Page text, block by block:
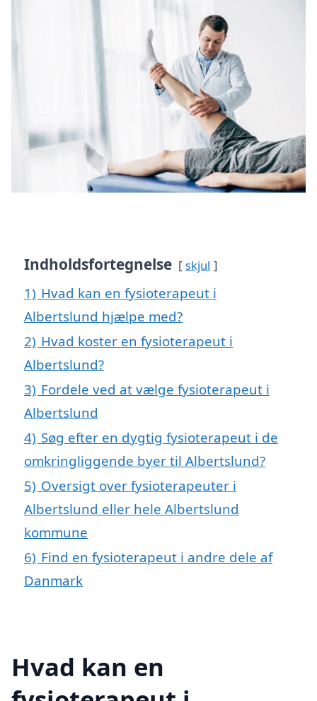
Indholdsfortegnelse skjul
1) Hvad kan en fysioterapeut i
Albertslund hjælpe med?
2) Hvad koster en fysioterapeut i
Albertslund?
3) Fordele ved at vælge fysioterapeut i
Albertslund
4) Søg efter en dygtig fysioterapeut i de
omkringliggende byer til Albertslund?
5) Oversigt over fysioterapeuter i
Albertslund eller hele Albertslund
kommune
6) Find en fysioterapeut i andre dele af
Danmark
Hvad kan en